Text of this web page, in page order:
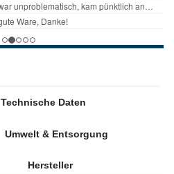
Technische Daten
Umwelt & Entsorgung
Hersteller